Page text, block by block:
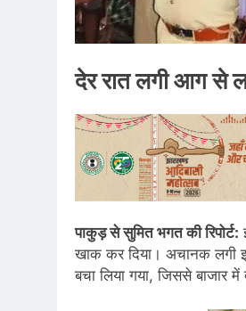
देर रात लगी आग से
पाकुड़ से सुमित भगत की रिपोर्ट:
खाक कर दिया। अचानक लगी
बचा लिया गया, जिससे